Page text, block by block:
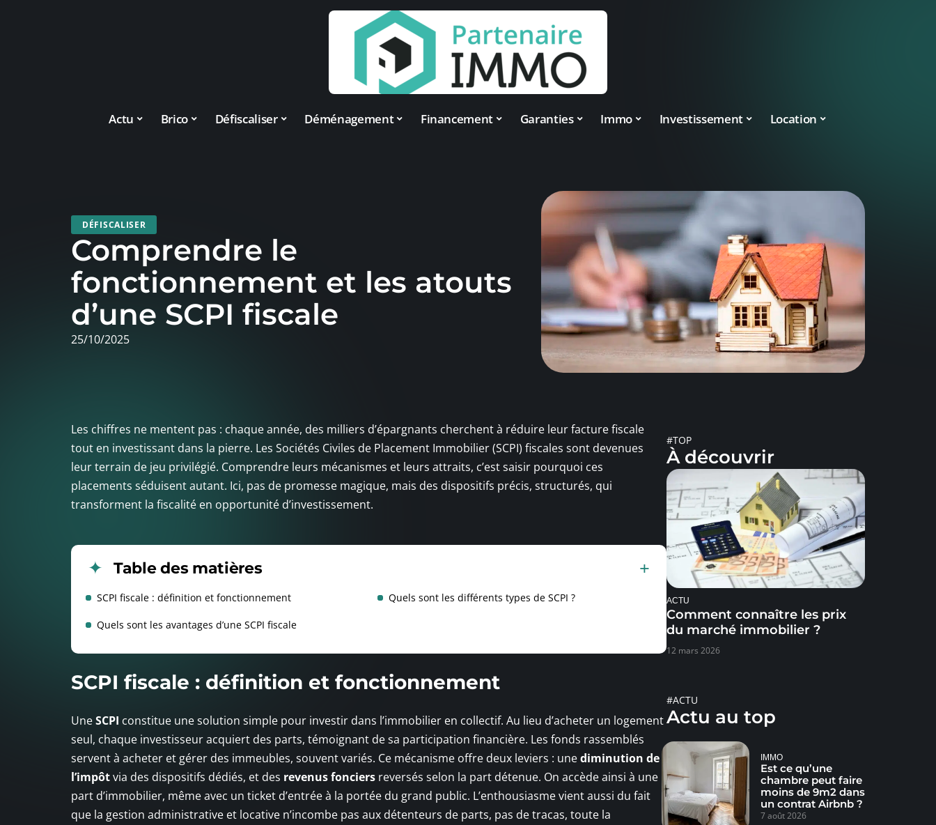
Actu Brico Défiscaliser Déménagement Financement Garanties Immo Investissement Location
DÉFISCALISER
Comprendre le
fonctionnement et les atouts
d’une SCPI fiscale
25/10/2025
Les chiffres ne mentent pas : chaque année, des milliers d’épargnants cherchent à réduire leur facture fiscale
tout en investissant dans la pierre. Les Sociétés Civiles de Placement Immobilier (SCPI) fiscales sont devenues
leur terrain de jeu privilégié. Comprendre leurs mécanismes et leurs attraits, c’est saisir pourquoi ces
placements séduisent autant. Ici, pas de promesse magique, mais des dispositifs précis, structurés, qui
transforment la fiscalité en opportunité d’investissement.
Table des matières
SCPI fiscale : définition et fonctionnement Quels sont les différents types de SCPI ?
Quels sont les avantages d’une SCPI fiscale
SCPI fiscale : définition et fonctionnement
UneSCPI constitue une solution simple pour investir dans l’immobilier en collectif. Au lieu d’acheter un logement
seul, chaque investisseur acquiert des parts, témoignant de sa participation financière. Les fonds rassemblés
servent à acheter et gérer des immeubles, souvent variés. Ce mécanisme offre deux leviers : unediminution de
l’impôtvia des dispositifs dédiés, et des revenus fonciers reversés selon la part détenue. On accède ainsi à une
part d’immobilier, même avec un ticket d’entrée à la portée du grand public. L’enthousiasme vient aussi du fait
que la gestion administrative et locative n’incombe pas aux détenteurs de parts, pas de tracas, toute la
#TOP
À découvrir
ACTU
Comment connaître les prix
du marché immobilier ?
12 mars 2026
#ACTU
Actu au top
IMMO
Est ce qu’une
chambre peut faire
moins de 9m2 dans
un contrat Airbnb ?
7 août 2026